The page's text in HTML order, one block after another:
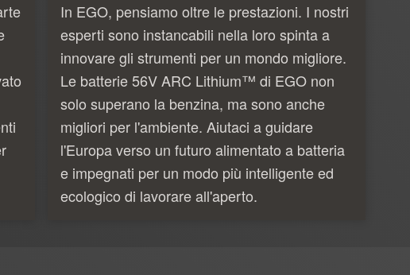
In EGO, pensiamo oltre le prestazioni. I nostri
esperti sono instancabili nella loro spinta a
innovare gli strumenti per un mondo migliore.
Le batterie 56V ARC Lithium™ di EGO non
solo superano la benzina, ma sono anche
migliori per l'ambiente. Aiutaci a guidare
l'Europa verso un futuro alimentato a batteria
e impegnati per un modo più intelligente ed
ecologico di lavorare all'aperto.